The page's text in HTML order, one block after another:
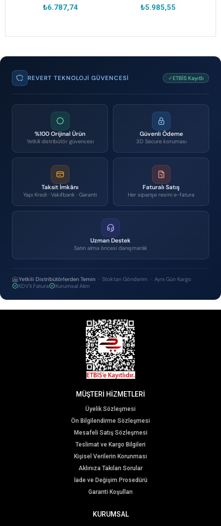
₺6.787,74 ₺5.985,55
REVERT TEKNOLOJI GÜVENCESI ✓ETBİS Kayıtlı
%100 Orijinal Ürün
Yetkili distribütör güvencesi
Güvenli Ödeme
3D Secure koruması
Taksit İmkânı
Yapı Kredi · Vakıfbank · Garanti
Faturalı Satış
Her siparişe resmi e-fatura
Uzman Destek
Satın alma öncesi danışmanlık
Yetkili Distribütörlerden Temin · Stoktan Gönderim · Aynı Gün Kargo
KDV'li Fatura
Kurumsal Alım
MÜŞTERİ HİZMETLERİ
Üyelik Sözleşmesi
Ön Bilgilendirme Sözleşmesi
Mesafeli Satış Sözleşmesi
Teslimat ve Kargo Bilgileri
Kişisel Verilerin Korunması
Aklınıza Takılan Sorular
İade ve Değişim Prosedürü
Garanti Koşulları
KURUMSAL